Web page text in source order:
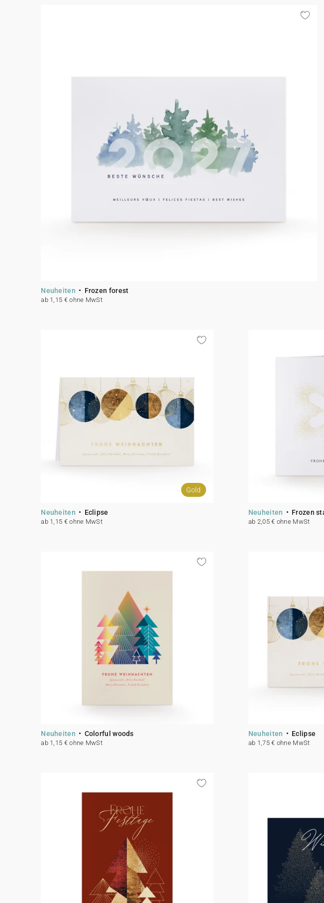
Neuheiten Frozen forest
ab 1,15 € ohne MwSt
Gold
Neuheiten Eclipse
ab 1,15 € ohne MwSt
Neuheiten Frozen
ab 2,05 € ohne MwSt
Neuheiten Colorful woods
ab 1,15 € ohne MwSt
Neuheiten Eclipse
ab 1,75 € ohne MwSt